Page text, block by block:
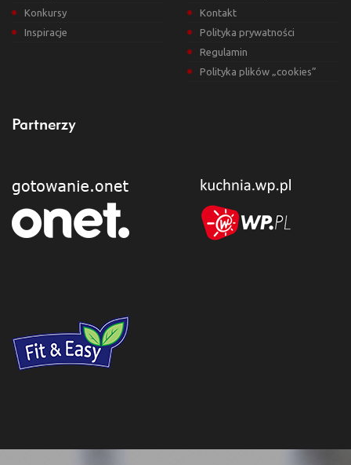
Konkursy
Inspiracje
Kontakt
Polityka prywatności
Regulamin
Polityka plików „cookies”
Partnerzy